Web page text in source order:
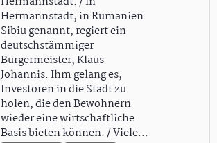
Hermannstadt, in Rumänien
Sibiu genannt, regiert ein
deutschstämmiger
Bürgermeister, Klaus
Johannis. Ihm gelang es,
Investoren in die Stadt zu
holen, die den Bewohnern
wieder eine wirtschaftliche
Basis bieten können. / Viele…